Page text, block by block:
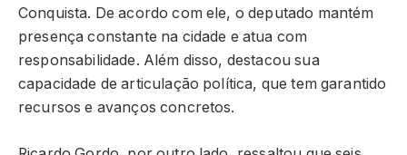
Conquista. De acordo com ele, o deputado mantém
presença constante na cidade e atua com
responsabilidade. Além disso, destacou sua
capacidade de articulação política, que tem garantido
recursos e avanços concretos.